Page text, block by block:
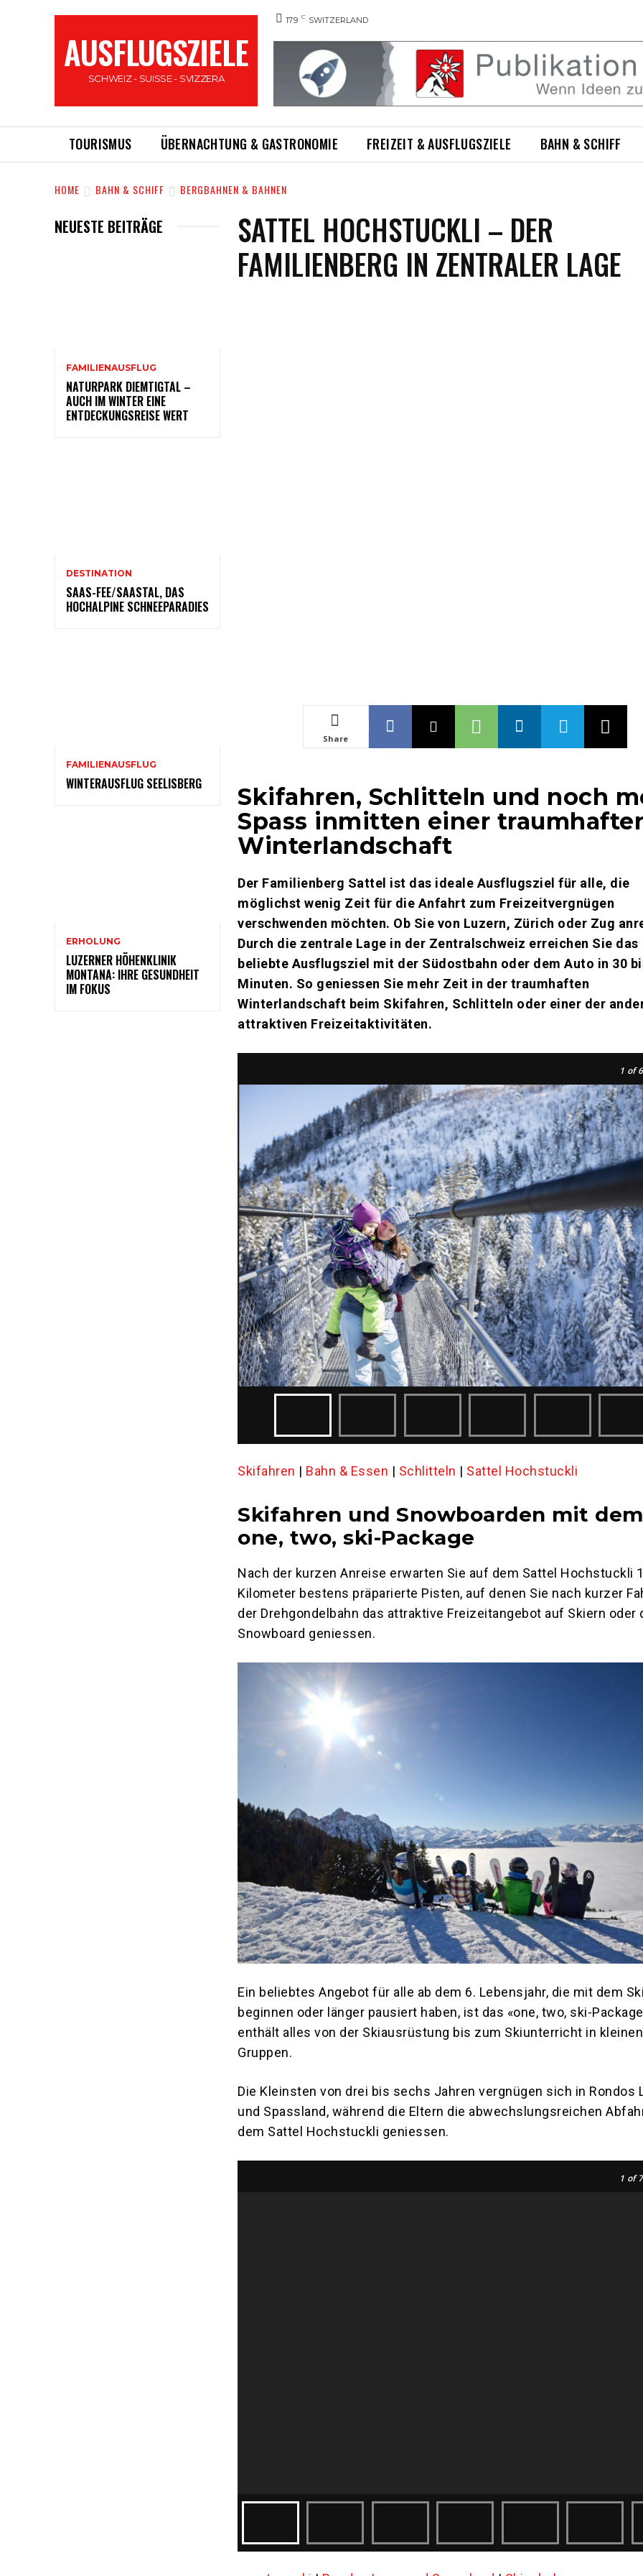
AUSFLUGSZIELE
SCHWEIZ - SUISSE - SVIZZERA
17.9 C SWITZERLAND
TOURISMUS ÜBERNACHTUNG & GASTRONOMIE FREIZEIT & AUSFLUGSZIELE BAHN & SCHIFF
HOME BAHN & SCHIFF BERGBAHNEN & BAHNEN
NEUESTE BEITRÄGE
FAMILIENAUSFLUG
NATURPARK DIEMTIGTAL –
AUCH IM WINTER EINE
ENTDECKUNGSREISE WERT
DESTINATION
SAAS-FEE/SAASTAL, DAS
HOCHALPINE SCHNEEPARADIES
FAMILIENAUSFLUG
WINTERAUSFLUG SEELISBERG
ERHOLUNG
LUZERNER HÖHENKLINIK
MONTANA: IHRE GESUNDHEIT
IM FOKUS
SATTEL HOCHSTUCKLI – DER
FAMILIENBERG IN ZENTRALER LAGE
Share
Skifahren, Schlitteln und noch
Spass inmitten einer
Winterlandschaft
Der Familienberg Sattel ist das ideale Ausflugsziel für alle, die
möglichst wenig Zeit für die Anfahrt zum Freizeitvergnügen
verschwenden möchten. Ob Sie von Luzern, Zürich oder Zug
Durch die zentrale Lage in der Zentralschweiz erreichen Sie das
beliebte Ausflugsziel mit der Südostbahn oder dem Auto in 30
Minuten. So geniessen Sie mehr Zeit in der traumhaften
Winterlandschaft beim Skifahren, Schlitteln oder einer der
attraktiven Freizeitaktivitäten.
1 of 6
Skifahren | Bahn & Essen | Schlitteln | Sattel Hochstuckli
Skifahren und Snowboarden mit dem
one, two, ski-Package
Nach der kurzen Anreise erwarten Sie auf dem Sattel Hochstuckli
Kilometer bestens präparierte Pisten, auf denen Sie nach kurzer
der Drehgondelbahn das attraktive Freizeitangebot auf Skiern oder
Snowboard geniessen.
Ein beliebtes Angebot für alle ab dem 6. Lebensjahr, die mit dem
beginnen oder länger pausiert haben, ist das «one, two, ski-
enthält alles von der Skiausrüstung bis zum Skiunterricht in kleinen
Gruppen.
Die Kleinsten von drei bis sechs Jahren vergnügen sich in Rondos
und Spassland, während die Eltern die abwechslungsreichen
dem Sattel Hochstuckli geniessen.
1 of 7